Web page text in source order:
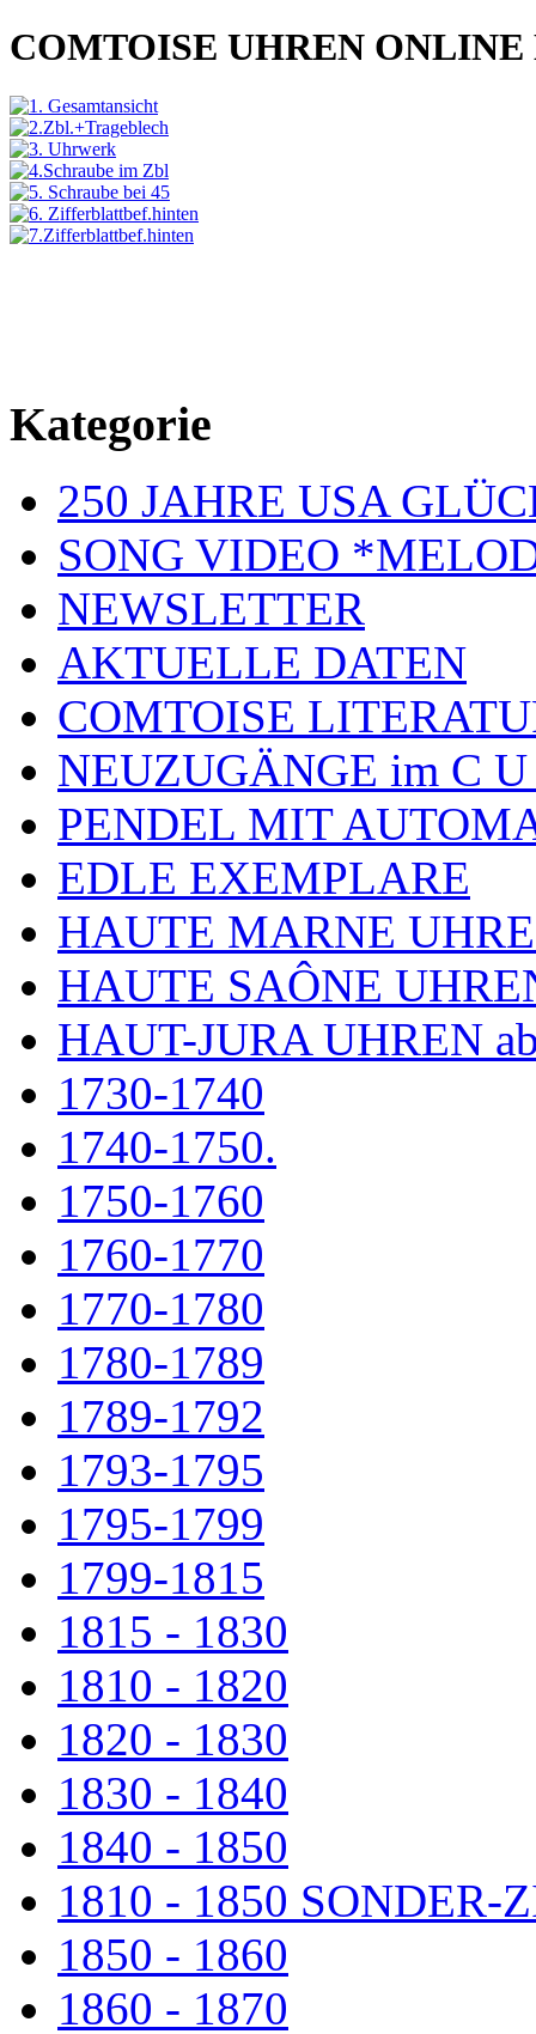
COMTOISE UHREN ONLINE
Kategorie
250 JAHRE USA
SONG VIDEO
NEWSLETTER
AKTUELLE DATEN
COMTOISE
NEUZUGÄNGE im C
PENDEL MIT
EDLE EXEMPLARE
HAUTE MARNE
HAUTE SAÔNE
HAUT-JURA UHREN
1730-1740
1740-1750.
1750-1760
1760-1770
1770-1780
1780-1789
1789-1792
1793-1795
1795-1799
1799-1815
1815 - 1830
1810 - 1820
1820 - 1830
1830 - 1840
1840 - 1850
1810 - 1850 SONDER-
1850 - 1860
1860 - 1870